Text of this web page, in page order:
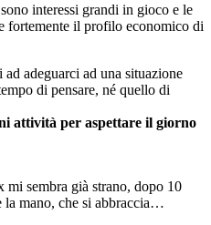
interessi grandi in gioco e le
fortemente il profilo economico di
adeguarci ad una situazione
di pensare, né quello di
attività per aspettare il giorno
sembra già strano, dopo 10
la mano, che si abbraccia…